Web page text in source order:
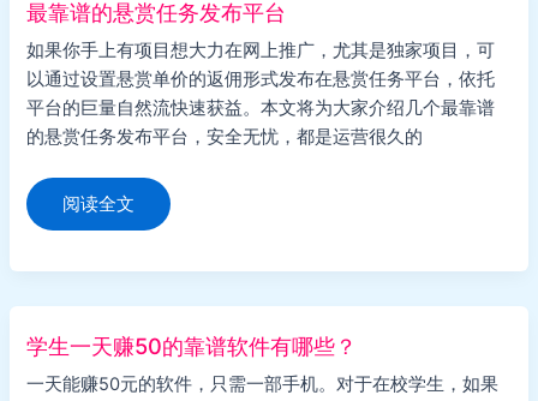
发
布
任
务
（附
操
作
技
巧）
最靠谱的悬赏任务发布平台
如果你手上有项目想大力在网上推广，尤其是独家项目，可
以通过设置悬赏单价的返佣形式发布在悬赏任务平台，依托
平台的巨量自然流快速获益。本文将为大家介绍几个最靠谱
的悬赏任务发布平台，安全无忧，都是运营很久的
最
谱
悬
任
发
布
平
台
阅读全文
学生一天赚50的靠谱软件有哪些？
一天能赚50元的软件，只需一部手机。对于在校学生，如果